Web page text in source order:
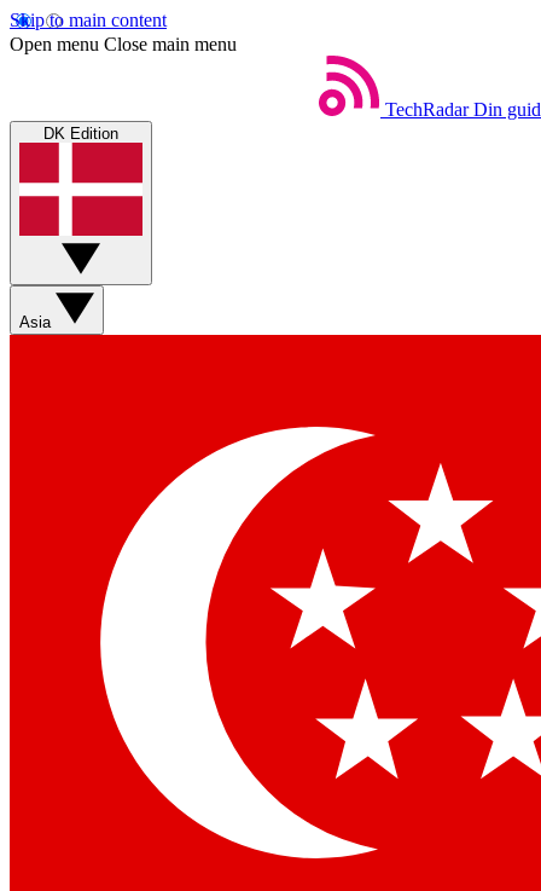
Skip to main content
Open menu Close main menu
TechRadar Din
DK Edition
Asia